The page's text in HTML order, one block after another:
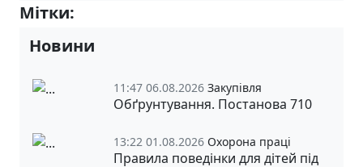
Мітки:
Новини
11:47 06.08.2026 Закупівля
Обґрунтування. Постанова 710
13:22 01.08.2026 Охорона праці
Правила поведінки для дітей під